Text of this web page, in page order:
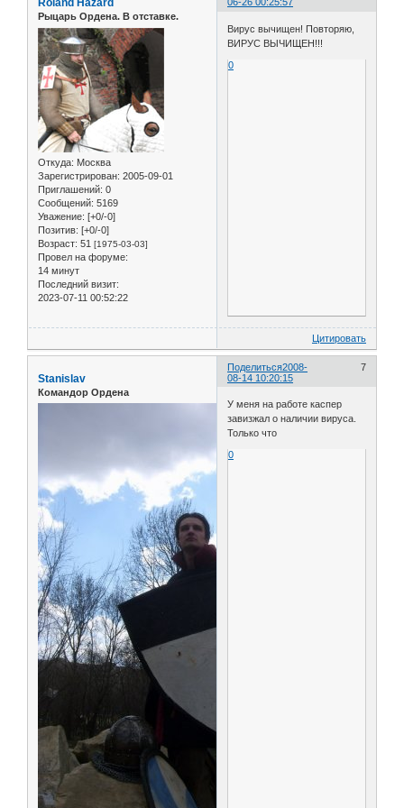
Roland Hazard
Рыцарь Ордена. В отставке.
Откуда: Москва
Зарегистрирован: 2005-09-01
Приглашений: 0
Сообщений: 5169
Уважение: [+0/-0]
Позитив: [+0/-0]
Возраст: 51 [1975-03-03]
Провел на форуме:
14 минут
Последний визит:
2023-07-11 00:52:22
Вирус вычищен! Повторяю,
ВИРУС ВЫЧИЩЕН!!!
0
Цитировать
Поделиться 7
2008-
08-14 10:20:15
Stanislav
Командор Ордена
У меня на работе каспер
завизжал о наличии вируса.
Только что
0